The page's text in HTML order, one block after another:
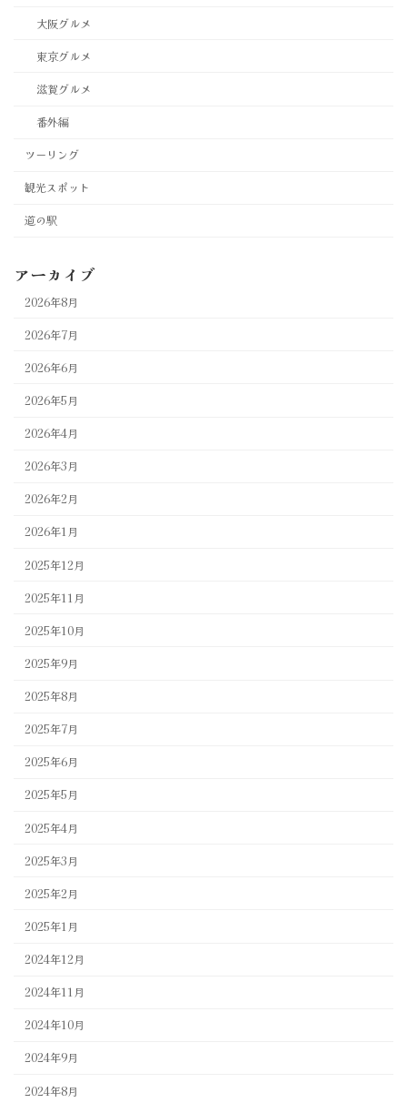
大阪グルメ
東京グルメ
滋賀グルメ
番外編
ツーリング
観光スポット
道の駅
アーカイブ
2026年8月
2026年7月
2026年6月
2026年5月
2026年4月
2026年3月
2026年2月
2026年1月
2025年12月
2025年11月
2025年10月
2025年9月
2025年8月
2025年7月
2025年6月
2025年5月
2025年4月
2025年3月
2025年2月
2025年1月
2024年12月
2024年11月
2024年10月
2024年9月
2024年8月